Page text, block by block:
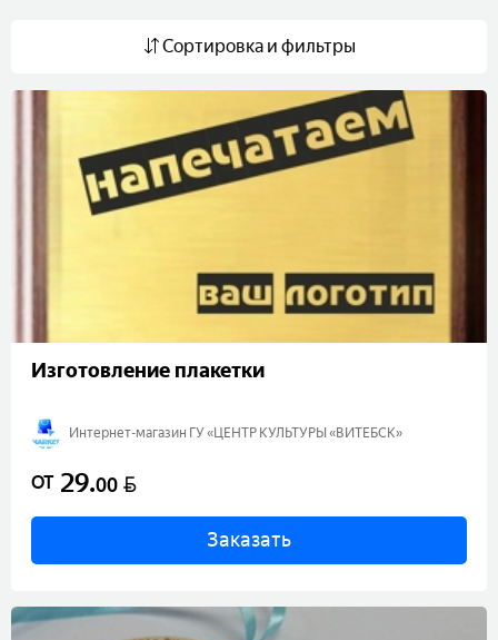
Сортировка и фильтры
Изготовление плакетки
Интернет-магазин ГУ «ЦЕНТР КУЛЬТУРЫ «ВИТЕБСК»
ОТ 29.00 BYN
Заказать